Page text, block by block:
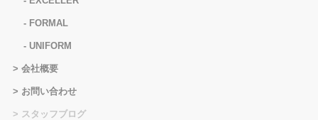
FORMAL
UNIFORM
会社概要
お問い合わせ
スタッフブログ